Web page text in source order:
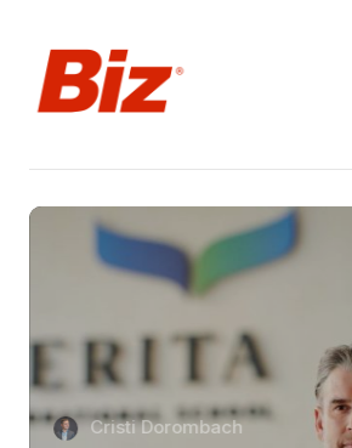
Cristi Dorombach